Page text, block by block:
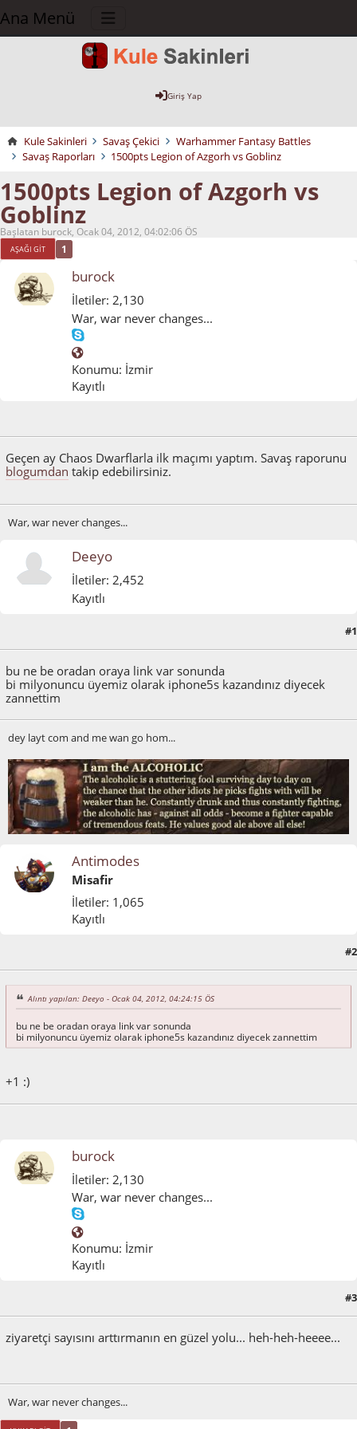
Ana Menü
Giriş Yap
Kule Sakinleri Savaş Çekici
Warhammer Fantasy Battles
Savaş Raporları
1500pts Legion of Azgorh vs Goblinz
1500pts Legion of Azgorh vs
Goblinz
Başlatan burock, Ocak 04, 2012, 04:02:06 ÖS
AŞAĞI GIT 1
burock
İletiler: 2,130
War, war never changes...
Konumu: İzmir
Kayıtlı
Geçen ay Chaos Dwarflarla ilk maçımı yaptım. Savaş raporunu
blogumdan takip edebilirsiniz.
War, war never changes...
Deeyo
İletiler: 2,452
Kayıtlı
#1
bu ne be oradan oraya link var sonunda
bi milyonuncu üyemiz olarak iphone5s kazandınız diyecek
zannettim
dey layt com and me wan go hom...
Antimodes
Misafir
İletiler: 1,065
Kayıtlı
#2
Alıntı yapılan: Deeyo - Ocak 04, 2012, 04:24:15 ÖS
bu ne be oradan oraya link var sonunda
bi milyonuncu üyemiz olarak iphone5s kazandınız diyecek zannettim
+1 :)
burock
İletiler: 2,130
War, war never changes...
Konumu: İzmir
Kayıtlı
#3
ziyaretçi sayısını arttırmanın en güzel yolu... heh-heh-heeee...
War, war never changes...